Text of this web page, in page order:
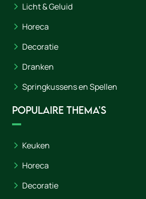
Licht & Geluid
Horeca
Decoratie
Dranken
Springkussens en Spellen
Populaire thema's
Keuken
Horeca
Decoratie